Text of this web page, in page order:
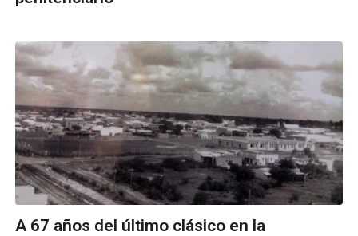
A 67 años del último clásico en la